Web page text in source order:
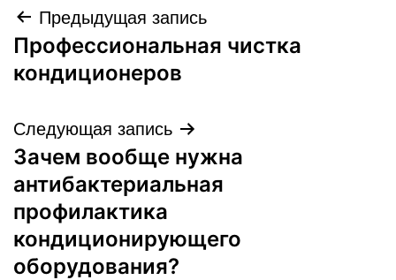
Навигация
по
Предыдущая запись
Профессиональная чистка
кондиционеров
Следующая запись
Зачем вообще нужна
антибактериальная
профилактика
кондиционирующего
оборудования?